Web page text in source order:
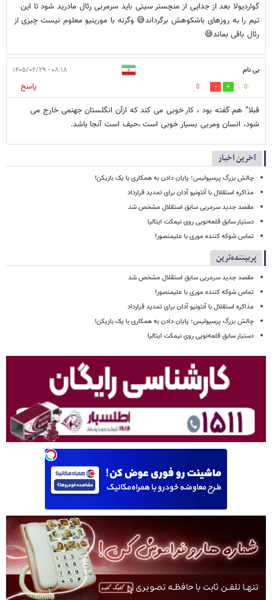
گواردیولا بعد از جدایی از منچستر سیتی باید سرمربی رئال مادرید شود تا این
تیم را به روزهای باشکوهش برگرداند😅 وگرنه با مورینیو معلوم نیست چیزی از
رئال باقی بماند😅
بی نام ۰۸:۱۸ - ۱۴۰۵/۰۲/۲۹
0
0
پاسخ
قبلا” هم گفته بود ، کار خوبی می کند که ازآن انگلستان جهنمی خارج می
شود، انسان ومربی بسیار خوبی است ،حیف است آنجا باشد.
آخرین اخبار
چالش بزرگ پرسپولیس؛ پایان دادن به همکاری با یک بازیکن!
مذاکره استقلال با آنتونیو آدان برای تمدید قرارداد
مقصد جدید سرمربی سابق استقلال مشخص شد
دستیار سابق قلعه‌نویی روی نیمکت ایتالیا
تماس شوکه کننده موری با علیمنصور!
پربیننده‌ترین
مقصد جدید سرمربی سابق استقلال مشخص شد
تماس شوکه کننده موری با علیمنصور!
مذاکره استقلال با آنتونیو آدان برای تمدید قرارداد
چالش بزرگ پرسپولیس؛ پایان دادن به همکاری با یک بازیکن!
دستیار سابق قلعه‌نویی روی نیمکت ایتالیا